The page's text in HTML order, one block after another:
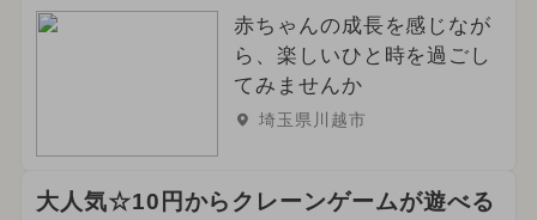
2024年4月のイベント
2024年3月のイベント
2024年8月のイベント
赤ちゃんの成長を感じなが
ら、楽しいひと時を過ごし
てみませんか
埼玉県川越市
大人気☆10円からクレーンゲームが遊べる